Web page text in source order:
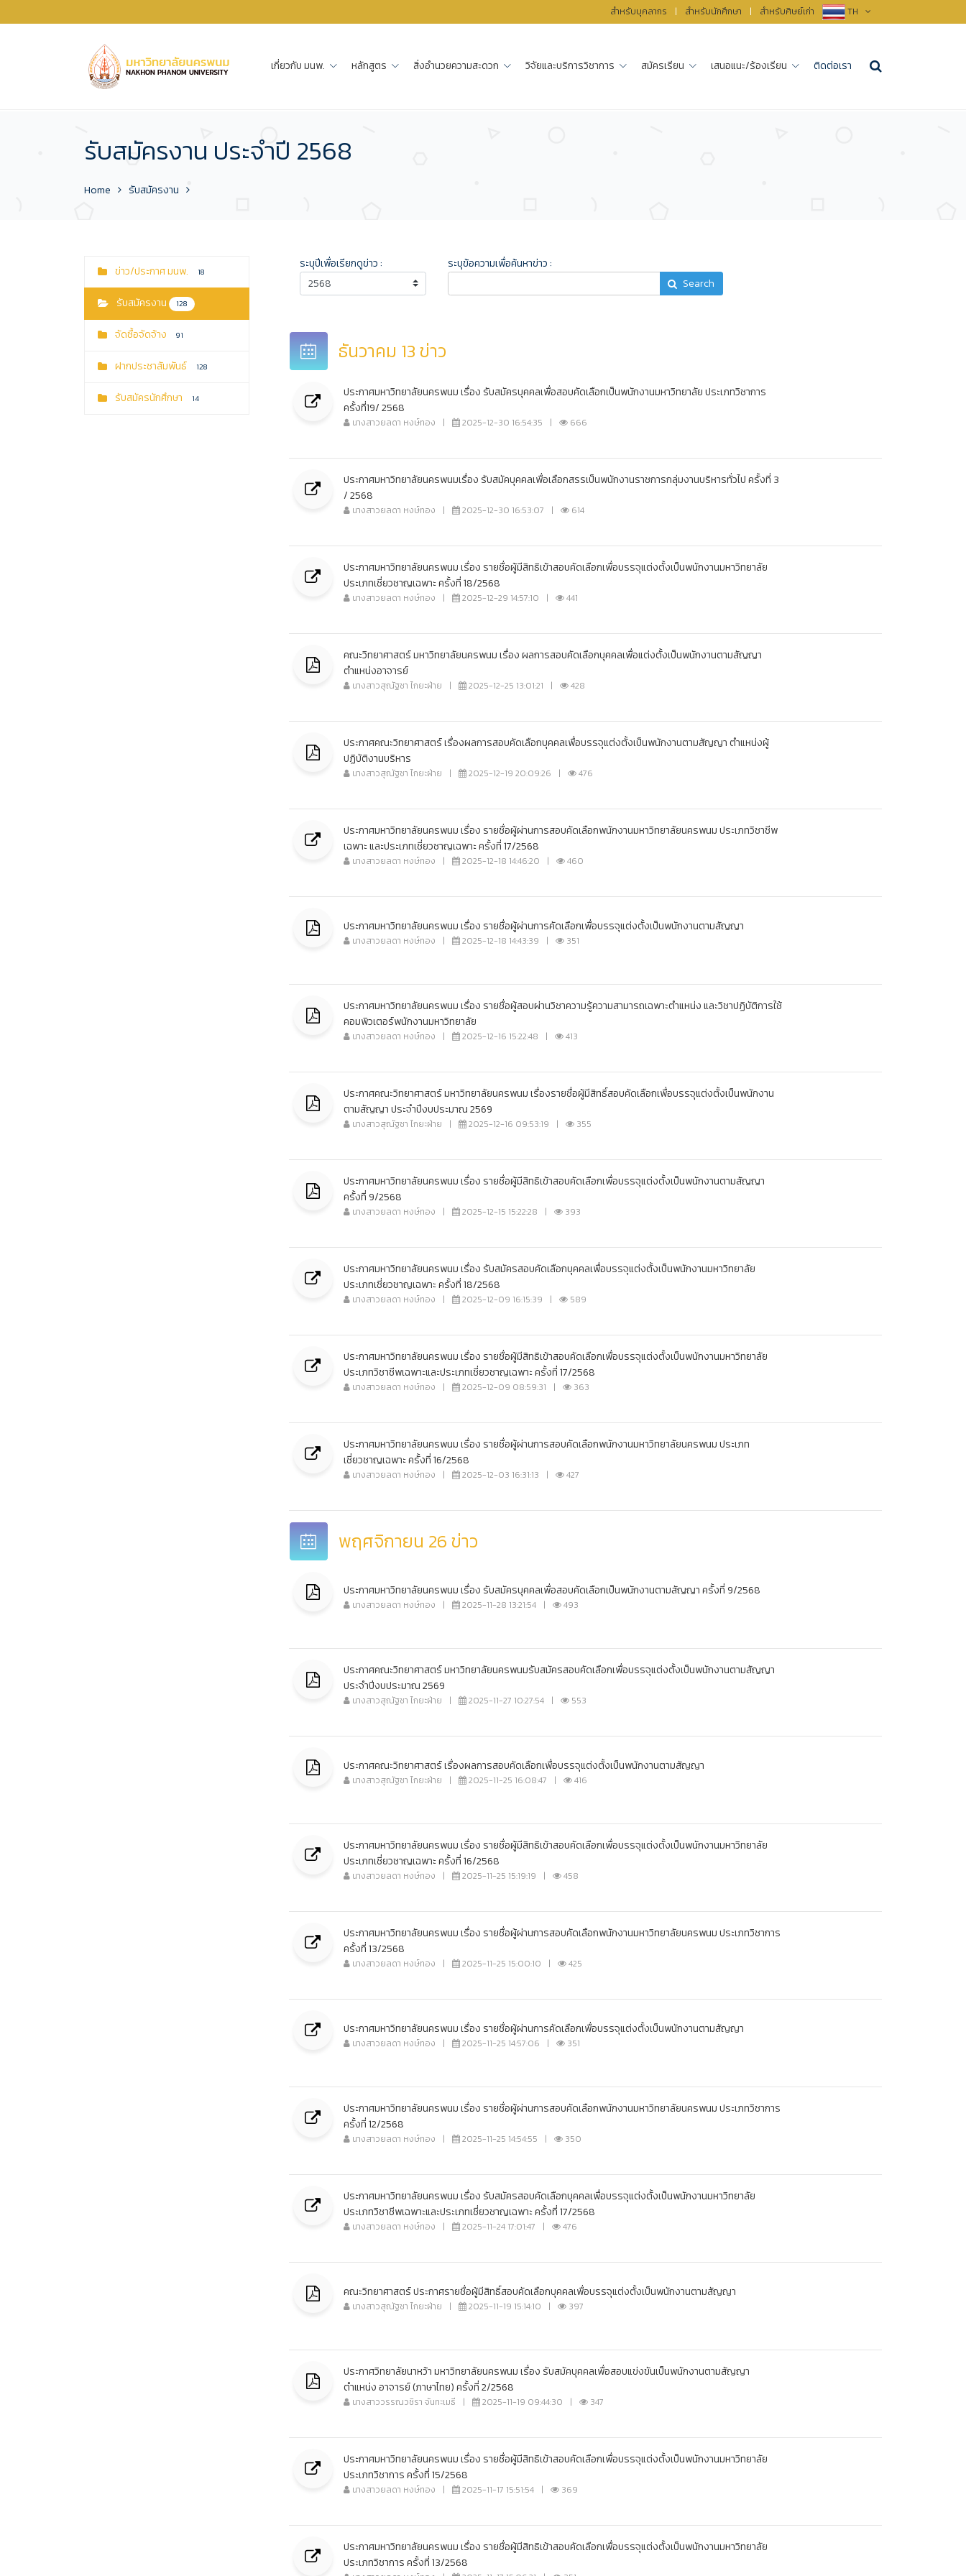
สำหรับบุคลากร | สำหรับนักศึกษา | สำหรับศิษย์เก่า TH
เกี่ยวกับ มนพ. หลักสูตร สิ่งอำนวยความสะดวก วิจัยและบริการวิชาการ สมัครเรียน เสนอแนะ/ร้องเรียน ติดต่อเรา
รับสมัครงาน ประจำปี 2568
Home รับสมัครงาน
ข่าว/ประกาศ มนพ. 18
รับสมัครงาน 128
จัดซื้อจัดจ้าง 91
ฝากประชาสัมพันธ์ 128
รับสมัครนักศึกษา 14
ระบุปีเพื่อเรียกดูข่าว :
ระบุข้อความเพื่อค้นหาข่าว :
Search
ธันวาคม 13 ข่าว
ประกาศมหาวิทยาลัยนครพนม เรื่อง รับสมัครบุคคลเพื่อสอบคัดเลือกเป็นพนักงานมหาวิทยาลัย ประเภทวิชาการ
ครั้งที่19/ 2568
นางสาวยลดา หงษ์ทอง | 2025-12-30 16:54:35 | 666
ประกาศมหาวิทยาลัยนครพนมเรื่อง รับสมัคบุคคลเพื่อเลือกสรรเป็นพนักงานราชการกลุ่มงานบริหารทั่วไป ครั้งที่ 3
/ 2568
นางสาวยลดา หงษ์ทอง | 2025-12-30 16:53:07 | 614
ประกาศมหาวิทยาลัยนครพนม เรื่อง รายชื่อผู้มีสิทธิเข้าสอบคัดเลือกเพื่อบรรจุแต่งตั้งเป็นพนักงานมหาวิทยาลัย
ประเภทเชี่ยวชาญเฉพาะ ครั้งที่ 18/2568
นางสาวยลดา หงษ์ทอง | 2025-12-29 14:57:10 | 441
คณะวิทยาศาสตร์ มหาวิทยาลัยนครพนม เรื่อง ผลการสอบคัดเลือกบุคคลเพื่อแต่งตั้งเป็นพนักงานตามสัญญา
ตำแหน่งอาจารย์
นางสาวสุณัฐชา ไกยะฝ่าย | 2025-12-25 13:01:21 | 428
ประกาศคณะวิทยาศาสตร์ เรื่องผลการสอบคัดเลือกบุคคลเพื่อบรรจุแต่งตั้งเป็นพนักงานตามสัญญา ตำแหน่งผู้
ปฏิบัติงานบริหาร
นางสาวสุณัฐชา ไกยะฝ่าย | 2025-12-19 20:09:26 | 476
ประกาศมหาวิทยาลัยนครพนม เรื่อง รายชื่อผู้ผ่านการสอบคัดเลือกพนักงานมหาวิทยาลัยนครพนม ประเภทวิชาชีพ
เฉพาะ และประเภทเชี่ยวชาญเฉพาะ ครั้งที่ 17/2568
นางสาวยลดา หงษ์ทอง | 2025-12-18 14:46:20 | 460
ประกาศมหาวิทยาลัยนครพนม เรื่อง รายชื่อผู้ผ่านการคัดเลือกเพื่อบรรจุแต่งตั้งเป็นพนักงานตามสัญญา
นางสาวยลดา หงษ์ทอง | 2025-12-18 14:43:39 | 351
ประกาศมหาวิทยาลัยนครพนม เรื่อง รายชื่อผู้สอบผ่านวิชาความรู้ความสามารถเฉพาะตำแหน่ง และวิชาปฏิบัติการใช้
คอมพิวเตอร์พนักงานมหาวิทยาลัย
นางสาวยลดา หงษ์ทอง | 2025-12-16 15:22:48 | 413
ประกาศคณะวิทยาศาสตร์ มหาวิทยาลัยนครพนม เรื่องรายชื่อผู้มีสิทธิ์สอบคัดเลือกเพื่อบรรจุแต่งตั้งเป็นพนักงาน
ตามสัญญา ประจำปีงบประมาณ 2569
นางสาวสุณัฐชา ไกยะฝ่าย | 2025-12-16 09:53:19 | 355
ประกาศมหาวิทยาลัยนครพนม เรื่อง รายชื่อผู้มีสิทธิเข้าสอบคัดเลือกเพื่อบรรจุแต่งตั้งเป็นพนักงานตามสัญญา
ครั้งที่ 9/2568
นางสาวยลดา หงษ์ทอง | 2025-12-15 15:22:28 | 393
ประกาศมหาวิทยาลัยนครพนม เรื่อง รับสมัครสอบคัดเลือกบุคคลเพื่อบรรจุแต่งตั้งเป็นพนักงานมหาวิทยาลัย
ประเภทเชี่ยวชาญเฉพาะ ครั้งที่ 18/2568
นางสาวยลดา หงษ์ทอง | 2025-12-09 16:15:39 | 589
ประกาศมหาวิทยาลัยนครพนม เรื่อง รายชื่อผู้มีสิทธิเข้าสอบคัดเลือกเพื่อบรรจุแต่งตั้งเป็นพนักงานมหาวิทยาลัย
ประเภทวิชาชีพเฉพาะและประเภทเชี่ยวชาญเฉพาะ ครั้งที่ 17/2568
นางสาวยลดา หงษ์ทอง | 2025-12-09 08:59:31 | 363
ประกาศมหาวิทยาลัยนครพนม เรื่อง รายชื่อผู้ผ่านการสอบคัดเลือกพนักงานมหาวิทยาลัยนครพนม ประเภท
เชี่ยวชาญเฉพาะ ครั้งที่ 16/2568
นางสาวยลดา หงษ์ทอง | 2025-12-03 16:31:13 | 427
พฤศจิกายน 26 ข่าว
ประกาศมหาวิทยาลัยนครพนม เรื่อง รับสมัครบุคคลเพื่อสอบคัดเลือกเป็นพนักงานตามสัญญา ครั้งที่ 9/2568
นางสาวยลดา หงษ์ทอง | 2025-11-28 13:21:54 | 493
ประกาศคณะวิทยาศาสตร์ มหาวิทยาลัยนครพนมรับสมัครสอบคัดเลือกเพื่อบรรจุแต่งตั้งเป็นพนักงานตามสัญญา
ประจำปีงบประมาณ 2569
นางสาวสุณัฐชา ไกยะฝ่าย | 2025-11-27 10:27:54 | 553
ประกาศคณะวิทยาศาสตร์ เรื่องผลการสอบคัดเลือกเพื่อบรรจุแต่งตั้งเป็นพนักงานตามสัญญา
นางสาวสุณัฐชา ไกยะฝ่าย | 2025-11-25 16:08:47 | 416
ประกาศมหาวิทยาลัยนครพนม เรื่อง รายชื่อผู้มีสิทธิเข้าสอบคัดเลือกเพื่อบรรจุแต่งตั้งเป็นพนักงานมหาวิทยาลัย
ประเภทเชี่ยวชาญเฉพาะ ครั้งที่ 16/2568
นางสาวยลดา หงษ์ทอง | 2025-11-25 15:19:19 | 458
ประกาศมหาวิทยาลัยนครพนม เรื่อง รายชื่อผู้ผ่านการสอบคัดเลือกพนักงานมหาวิทยาลัยนครพนม ประเภทวิชาการ
ครั้งที่ 13/2568
นางสาวยลดา หงษ์ทอง | 2025-11-25 15:00:10 | 425
ประกาศมหาวิทยาลัยนครพนม เรื่อง รายชื่อผู้ผ่านการคัดเลือกเพื่อบรรจุแต่งตั้งเป็นพนักงานตามสัญญา
นางสาวยลดา หงษ์ทอง | 2025-11-25 14:57:06 | 351
ประกาศมหาวิทยาลัยนครพนม เรื่อง รายชื่อผู้ผ่านการสอบคัดเลือกพนักงานมหาวิทยาลัยนครพนม ประเภทวิชาการ
ครั้งที่ 12/2568
นางสาวยลดา หงษ์ทอง | 2025-11-25 14:54:55 | 350
ประกาศมหาวิทยาลัยนครพนม เรื่อง รับสมัครสอบคัดเลือกบุคคลเพื่อบรรจุแต่งตั้งเป็นพนักงานมหาวิทยาลัย
ประเภทวิชาชีพเฉพาะและประเภทเชี่ยวชาญเฉพาะ ครั้งที่ 17/2568
นางสาวยลดา หงษ์ทอง | 2025-11-24 17:01:47 | 476
คณะวิทยาศาสตร์ ประกาศรายชื่อผู้มีสิทธิ์สอบคัดเลือกบุคคลเพื่อบรรจุแต่งตั้งเป็นพนักงานตามสัญญา
นางสาวสุณัฐชา ไกยะฝ่าย | 2025-11-19 15:14:10 | 397
ประกาศวิทยาลัยนาหว้า มหาวิทยาลัยนครพนม เรื่อง รับสมัคบุคคลเพื่อสอบแข่งขันเป็นพนักงานตามสัญญา
ตำแหน่ง อาจารย์ (ภาษาไทย) ครั้งที่ 2/2568
นางสาววรรณวชิรา จันทะเมธี | 2025-11-19 09:44:30 | 347
ประกาศมหาวิทยาลัยนครพนม เรื่อง รายชื่อผู้มีสิทธิเข้าสอบคัดเลือกเพื่อบรรจุแต่งตั้งเป็นพนักงานมหาวิทยาลัย
ประเภทวิชาการ ครั้งที่ 15/2568
นางสาวยลดา หงษ์ทอง | 2025-11-17 15:51:54 | 369
ประกาศมหาวิทยาลัยนครพนม เรื่อง รายชื่อผู้มีสิทธิเข้าสอบคัดเลือกเพื่อบรรจุแต่งตั้งเป็นพนักงานมหาวิทยาลัย
ประเภทวิชาการ ครั้งที่ 13/2568